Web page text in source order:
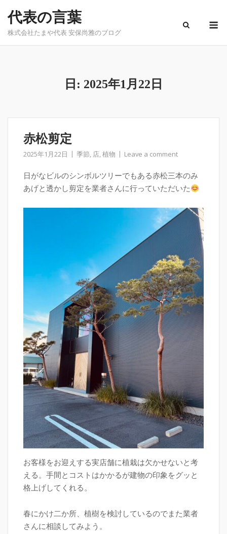
content
代表の言葉
株式会社たまや代表 安保尚雅のブログ
日: 2025年1月22日
赤松剪定
2025年1月22日 季節, 店,植物 Leave a comment
日がなビルのシンボルツリーでもある赤松三本のみ
あげと透かし剪定を業者さんに行っていただいた
お客様をお迎えする実店舗に植栽は欠かせないと考
える。手間とコストはかかるが建物の印象をグッと
格上げしてくれる。
春にかけ二か所、植樹を検討しているのでまた業者
さんに相談してみよう。